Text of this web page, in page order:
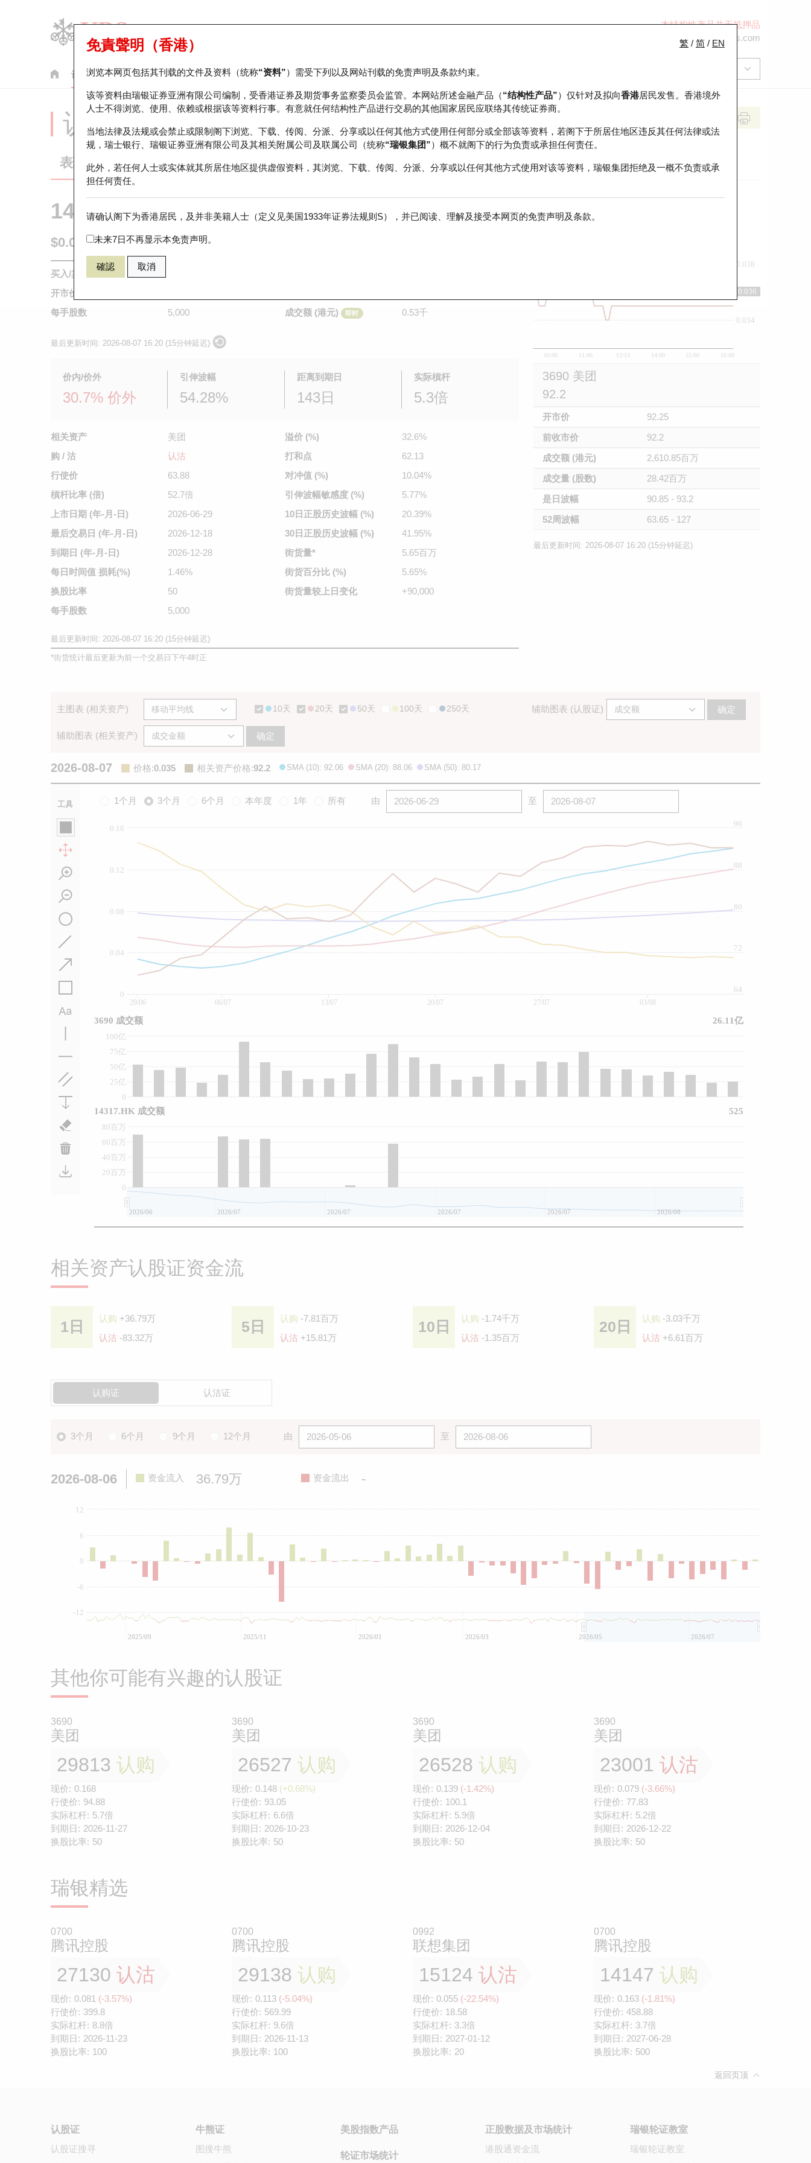
本结构性产品并无抵押品
ol-hkwarrants@ubs.com
认股证 牛熊证 美股指数产品 轮证市场统计 正股数据及市场统计 瑞银轮证教室
繁 / 简 / EN
免責聲明（香港）
浏览本网页包括其刊载的文件及资料（统称“资料”）需受下列以及网站刊载的免责声明及条款约束。
该等资料由瑞银证券亚洲有限公司编制，受香港证券及期货事务监察委员会监管。本网站所述金融产品（“结构性产品”）仅针对及拟向香港居民发售。香港境外
人士不得浏览、使用、依赖或根据该等资料行事。有意就任何结构性产品进行交易的其他国家居民应联络其传统证券商。
当地法律及法规或会禁止或限制阁下浏览、下载、传阅、分派、分享或以任何其他方式使用任何部分或全部该等资料，若阁下于所居住地区违反其任何法律或法
规，瑞士银行、瑞银证券亚洲有限公司及其相关附属公司及联属公司（统称“瑞银集团”）概不就阁下的行为负责或承担任何责任。
此外，若任何人士或实体就其所居住地区提供虚假资料，其浏览、下载、传阅、分派、分享或以任何其他方式使用对该等资料，瑞银集团拒绝及一概不负责或承
担任何责任。
请确认阁下为香港居民，及并非美籍人士（定义见美国1933年证券法规则S），并已阅读、理解及接受本网页的免责声明及条款。
未来7日不再显示本免责声明。
確認 取消
认股证分析仪
表现 街货统计 比较
14317 瑞银认沽 3690 美团
$0.035 0.001 (-2.78%) 即时
买入/卖出价
开市价
每手股数
5,000
成交额 (港元)
即时 0.53千
最后更新时间: 2026-08-07 16:20 (15分钟延迟)
价内/价外
30.7% 价外
引伸波幅
54.28%
距离到期日
143日
实际槓杆
5.3倍
相关资产
美团
购 / 沽
认沽
行使价
63.88
槓杆比率 (倍)
52.7倍
上市日期 (年-月-日)
2026-06-29
最后交易日 (年-月-日)
2026-12-18
到期日 (年-月-日)
2026-12-28
每日时间值 损耗(%)
1.46%
换股比率
50
每手股数
5,000
溢价 (%)
32.6%
打和点
62.13
对冲值 (%)
10.04%
引伸波幅敏感度 (%)
5.77%
10日正股历史波幅 (%)
20.39%
30日正股历史波幅 (%)
41.95%
街货量*
5.65百万
街货百分比 (%)
5.65%
街货量较 上日变化 +90,000
最后更新时间: 2026-08-07 16:20 (15分钟延迟)
*街货统计最后更新为前一个交易日下午4时正
10:00 11:00 12/13 14:00 15:00 16:00
0.034
0.036
0.038
0.036
3690 美团
92.2
开市价
92.25
前收市价
92.2
成交额 (港元)
2,610.85百万
成交量 (股数)
28.42百万
是日波幅
90.85 - 93.2
52周波幅
63.65 - 127
最后更新时间: 2026-08-07 16:20 (15分钟延迟)
主图表 (相关资产) 10天 20天 50天 100天 250天 辅助图表 (认股证) 确定
辅助图表 (相关资产) 确定
2026-08-07 价格:0.035 相关资产价格:92.2 SMA (10): 92.06 SMA (20): 88.06 SMA (50): 80.17
工具 1个月 3个月 6个月 本年度 1年 所有 由 至
0
0.04
0.08
0.12
0.16
64
72
80
88
96
0
25亿
50亿
75亿
100亿
0
20百万
40百万
60百万
80百万
29/06 06/07 13/07 20/07 27/07 03/08
2026/06 2026/07 2026/07 2026/07 2026/07 2026/08
3690 成交额 26.11亿
14317.HK 成交额 525
相关资产认股证资金流
1日 认购 +36.79万
认沽 -83.32万
5日 认购 -7.81百万
认沽 +15.81万
10日 认购 -1.74千万
认沽 -1.35百万
20日 认购 -3.03千万
认沽 +6.61百万
认购证 认沽证
3个月 6个月 9个月 12个月 由 至
2026-08-06 资金流入 36.79万 资金流出 -
0
-12
-6
6
12
2025/09 2025/11 2026/01 2026/03 2026/05 2026/07
其他你可能有兴趣的认股证
3690
美团
29813 认购
现价: 0.168
行使价: 94.88
实际杠杆: 5.7倍
到期日: 2026-11-27
换股比率: 50
3690
美团
26527 认购
现价: 0.148 (+0.68%)
行使价: 93.05
实际杠杆: 6.6倍
到期日: 2026-10-23
换股比率: 50
3690
美团
26528 认购
现价: 0.139 (-1.42%)
行使价: 100.1
实际杠杆: 5.9倍
到期日: 2026-12-04
换股比率: 50
3690
美团
23001 认沽
现价: 0.079 (-3.66%)
行使价: 77.83
实际杠杆: 5.2倍
到期日: 2026-12-22
换股比率: 50
瑞银精选
0700
腾讯控股
27130 认沽
现价: 0.081 (-3.57%)
行使价: 399.8
实际杠杆: 8.8倍
到期日: 2026-11-23
换股比率: 100
0700
腾讯控股
29138 认购
现价: 0.113 (-5.04%)
行使价: 569.99
实际杠杆: 9.6倍
到期日: 2026-11-13
换股比率: 100
0992
联想集团
15124 认沽
现价: 0.055 (-22.54%)
行使价: 18.58
实际杠杆: 3.3倍
到期日: 2027-01-12
换股比率: 20
0700
腾讯控股
14147 认购
现价: 0.163 (-1.81%)
行使价: 458.88
实际杠杆: 3.7倍
到期日: 2027-06-28
换股比率: 500
返回页顶
认股证
认股证搜寻
牛熊证
图搜牛熊
美股指数产品
轮证市场统计
正股数据及市场统计
港股通资金流
瑞银轮证教室
瑞银轮证教室